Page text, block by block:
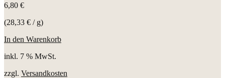
6,80 €
(28,33 € / g)
In den Warenkorb
inkl. 7 % MwSt.
zzgl. Versandkosten